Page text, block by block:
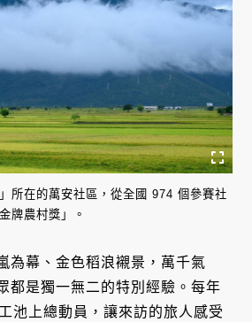
所在的萬安社區，從全國 974 個參賽社
牌農村獎」。
為幕、金色稻浪襯景，萬千氣
都是獨一無二的特別經驗。每年
池上總動員，讓來訪的旅人感受